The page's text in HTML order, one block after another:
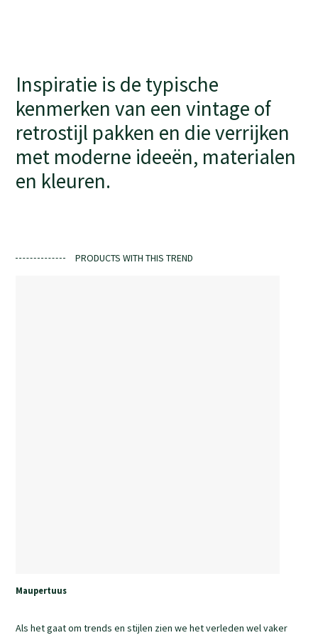
Inspiratie is de typische
kenmerken van een vintage of
retrostijl pakken en die verrijken
met moderne ideeën, materialen
en kleuren.
PRODUCTS WITH THIS TREND
Maupertuus
Als het gaat om trends en stijlen zien we het verleden wel vaker